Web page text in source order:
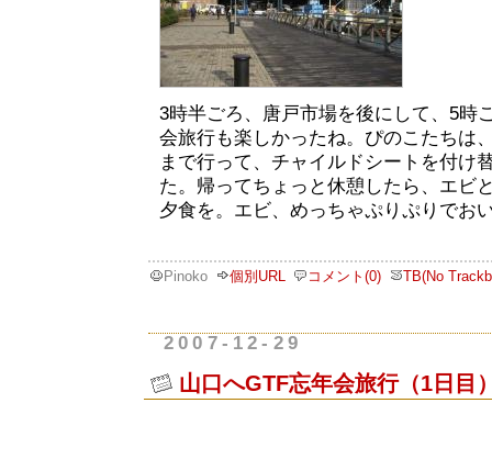
3時半ごろ、唐戸市場を後にして、5時
会旅行も楽しかったね。ぴのこたちは
まで行って、チャイルドシートを付け
た。帰ってちょっと休憩したら、エビ
夕食を。エビ、めっちゃぷりぷりでお
Pinoko 個別URL コメント(0) TB(No
2007-12-29
山口へGTF忘年会旅行（1日目